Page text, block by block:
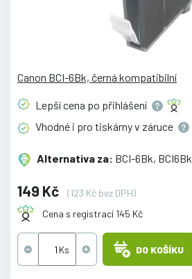
Canon BCI-6Bk, černá kompatibilní
Lepší cena po přihlášení
Vhodné i pro tiskárny v záruce
Alternativa za: BCI-6Bk, BCI6Bk
149 Kč
(123 Kč bez DPH)
Cena s registrací 145 Kč
DO KOŠÍKU